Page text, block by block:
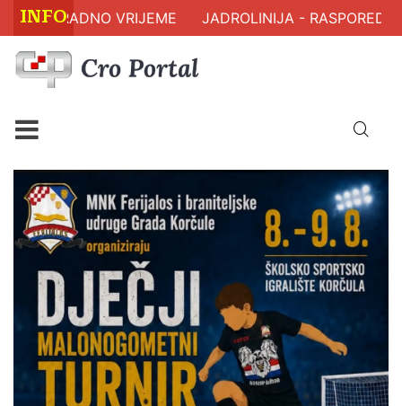
INFOVRIJEME JADROLINIJA - RASPORED